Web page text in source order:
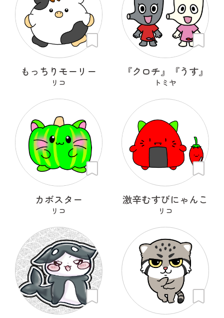
もっちりモーリー
リコ
『クロチ』『うす』
トミヤ
カボスター
リコ
激辛むすびにゃんこ
リコ